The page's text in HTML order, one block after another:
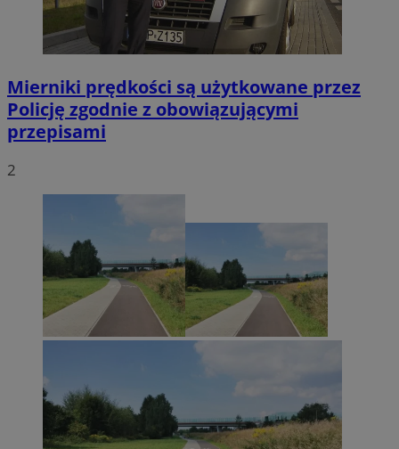
Mierniki prędkości są użytkowane przez
Policję zgodnie z obowiązującymi
przepisami
2